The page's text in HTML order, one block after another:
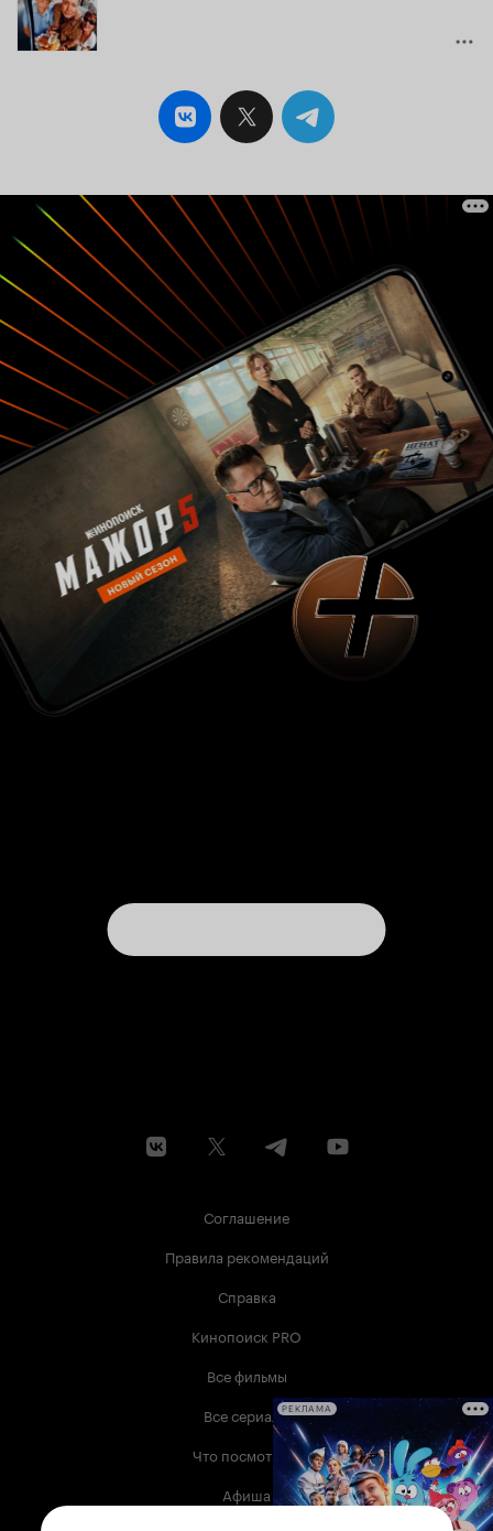
Соглашение
Правила рекомендаций
Справка
Кинопоиск PRO
Все фильмы
Все сериалы
Что посмотреть
Афиша
РЕКЛАМА